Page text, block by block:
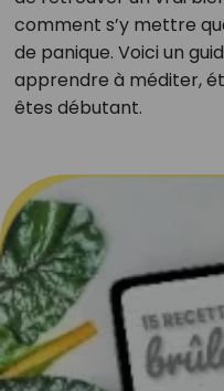
comment s’y mettre
de panique. Voici un
apprendre à méditer,
êtes débutant.